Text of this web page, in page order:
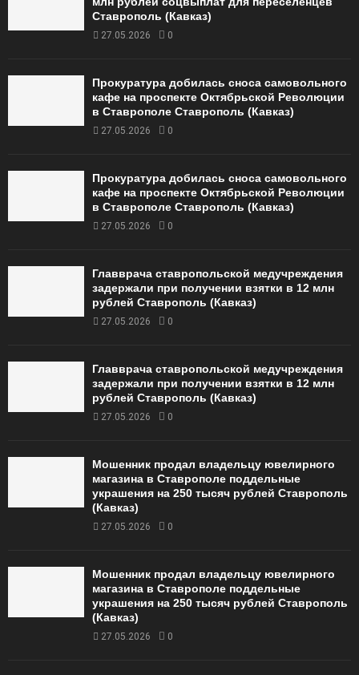
Ставрополь (Кавказ)
27.05.2026 0
Прокуратура добилась сноса самовольного
кафе на проспекте Октябрьской Революции
в Ставрополе Ставрополь (Кавказ)
27.05.2026 0
Прокуратура добилась сноса самовольного
кафе на проспекте Октябрьской Революции
в Ставрополе Ставрополь (Кавказ)
27.05.2026 0
Главврача ставропольской медучреждения
задержали при получении взятки в 12 млн
рублей Ставрополь (Кавказ)
27.05.2026 0
Главврача ставропольской медучреждения
задержали при получении взятки в 12 млн
рублей Ставрополь (Кавказ)
27.05.2026 0
Мошенник продал владельцу ювелирного
магазина в Ставрополе поддельные
украшения на 250 тысяч рублей Ставрополь
(Кавказ)
27.05.2026 0
Мошенник продал владельцу ювелирного
магазина в Ставрополе поддельные
украшения на 250 тысяч рублей Ставрополь
(Кавказ)
27.05.2026 0